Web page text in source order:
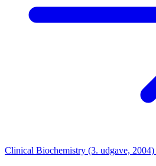
Clinical Biochemistry (3. udgave, 2004)